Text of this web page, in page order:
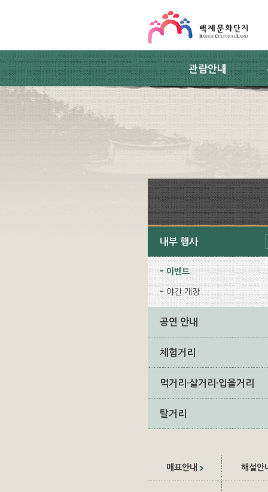
관람안내
내부 행사
이벤트
야간 개장
공연 안내
체험거리
먹거리·살거리·입을거리
탈거리
매표안내 해설안